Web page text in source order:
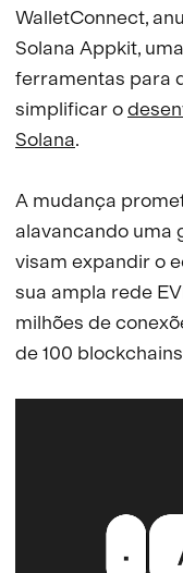
WalletConnect,
Solana Appkit,
ferramentas para
simplificar o
Solana.
A mudança
alavancando uma
visam expandir o
sua ampla rede
milhões de
de 100